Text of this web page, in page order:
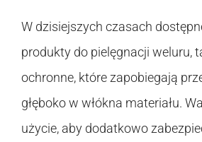
W dzisiejszych czasach
produkty do pielęgnacji weluru,
ochronne, które zapobiegają
głęboko w włókna materiału.
użycie, aby dodatkowo